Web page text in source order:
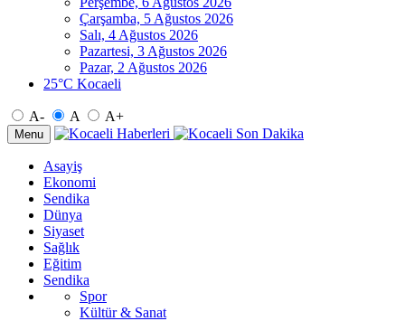
Çarşamba, 5 Ağustos 2026
Salı, 4 Ağustos 2026
Pazartesi, 3 Ağustos 2026
Pazar, 2 Ağustos 2026
25°C Kocaeli
A- A A+
Menu
Asayiş
Ekonomi
Sendika
Dünya
Siyaset
Sağlık
Eğitim
Sendika
Spor
Kültür & Sanat